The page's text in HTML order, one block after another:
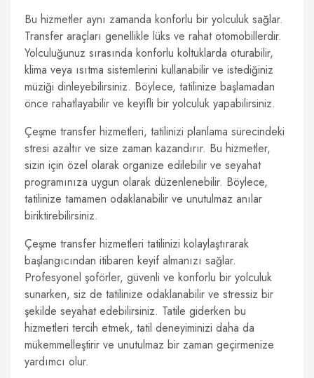
Bu hizmetler aynı zamanda konforlu bir yolculuk sağlar.
Transfer araçları genellikle lüks ve rahat otomobillerdir.
Yolculuğunuz sırasında konforlu koltuklarda oturabilir,
klima veya ısıtma sistemlerini kullanabilir ve istediğiniz
müziği dinleyebilirsiniz. Böylece, tatilinize başlamadan
önce rahatlayabilir ve keyifli bir yolculuk yapabilirsiniz.
Çeşme transfer hizmetleri, tatilinizi planlama sürecindeki
stresi azaltır ve size zaman kazandırır. Bu hizmetler,
sizin için özel olarak organize edilebilir ve seyahat
programınıza uygun olarak düzenlenebilir. Böylece,
tatilinize tamamen odaklanabilir ve unutulmaz anılar
biriktirebilirsiniz.
Çeşme transfer hizmetleri tatilinizi kolaylaştırarak
başlangıcından itibaren keyif almanızı sağlar.
Profesyonel şoförler, güvenli ve konforlu bir yolculuk
sunarken, siz de tatilinize odaklanabilir ve stressiz bir
şekilde seyahat edebilirsiniz. Tatile giderken bu
hizmetleri tercih etmek, tatil deneyiminizi daha da
mükemmelleştirir ve unutulmaz bir zaman geçirmenize
yardımcı olur.